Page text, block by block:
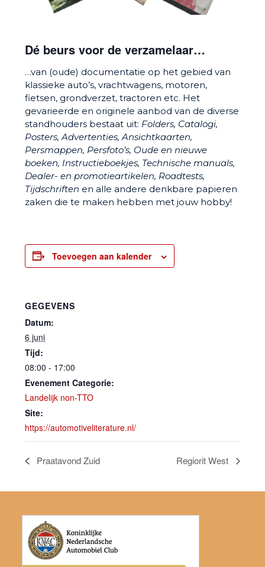
Dé beurs voor de verzamelaar…
…van (oude) documentatie op het gebied van
klassieke auto’s, vrachtwagens, motoren,
fietsen, grondverzet, tractoren etc. Het
gevarieerde en originele aanbod van de diverse
standhouders bestaat uit: Folders, Catalogi,
Posters, Advertenties, Ansichtkaarten,
Persmappen, Persfoto’s, Oude en nieuwe
boeken, Instructieboekjes, Technische manuals,
Dealer- en promotieartikelen, Roadtests,
Tijdschriften en alle andere denkbare papieren
zaken die te maken hebben met jouw hobby!
Toevoegen aan kalender
GEGEVENS
Datum:
6 juni
Tijd:
08:00 - 17:00
Evenement Categorie:
Landelijk non-TTO
Site:
https://automotiveliterature.nl/
Praatavond Zuid Regiorit West